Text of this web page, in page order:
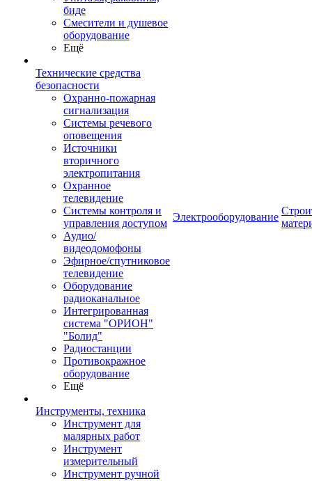
биде
Смесители и душевое
оборудование
Ещё
Технические средства
безопасности
Охранно-пожарная
сигнализация
Системы речевого
оповещения
Источники
вторичного
электропитания
Охранное
телевидение
Системы контроля и
управления доступом
Аудио/
видеодомофоны
Эфирное/спутниковое
телевидение
Оборудование
радиоканальное
Интегрированная
система "ОРИОН"
"Болид"
Радиостанции
Противокражное
оборудование
Ещё
Инструменты, техника
Инструмент для
малярных работ
Инструмент
измерительный
Инструмент ручной
Электрооборудование